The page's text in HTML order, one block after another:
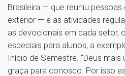
Brasileira — que reuniu
exterior — e as atividades
as devocionais em cada setor,
especiais para alunos, a
Início de Semestre. “Deus
graça para conosco. Por isso